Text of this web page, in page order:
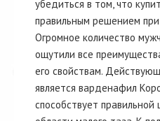
убедиться в том, что
правильным решением
Огромное количество
ощутили все
его свойствам.
является варденафил
способствует правильной